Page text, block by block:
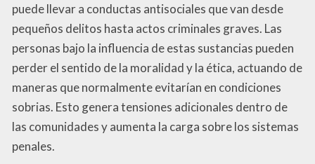
puede llevar a conductas antisociales que van desde
pequeños delitos hasta actos criminales graves. Las
personas bajo la influencia de estas sustancias pueden
perder el sentido de la moralidad y la ética, actuando de
maneras que normalmente evitarían en condiciones
sobrias. Esto genera tensiones adicionales dentro de
las comunidades y aumenta la carga sobre los sistemas
penales.